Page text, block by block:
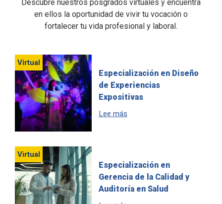
Descubre nuestros posgrados virtuales y encuentra
en ellos la oportunidad de vivir tu vocación o
fortalecer tu vida profesional y laboral.
Virtual
Especialización en Diseño
de Experiencias
Expositivas
Lee más
Virtual
Especialización en
Gerencia de la Calidad y
Auditoría en Salud